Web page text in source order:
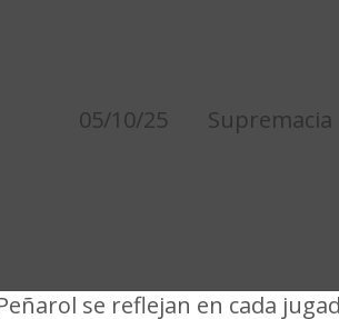
05/10/25 Supremacia
se reflejan en cada